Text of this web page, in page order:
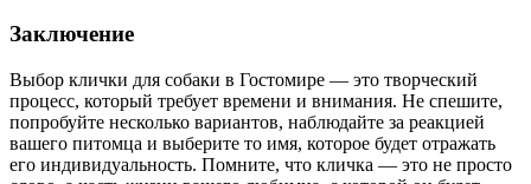
Заключение
Выбор клички для собаки в Гостомире — это творческий
процесс, который требует времени и внимания. Не спешите,
попробуйте несколько вариантов, наблюдайте за реакцией
вашего питомца и выберите то имя, которое будет отражать
его индивидуальность. Помните, что кличка — это не просто